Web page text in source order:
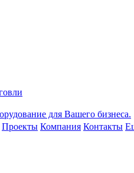
Проекты Компания Контакты